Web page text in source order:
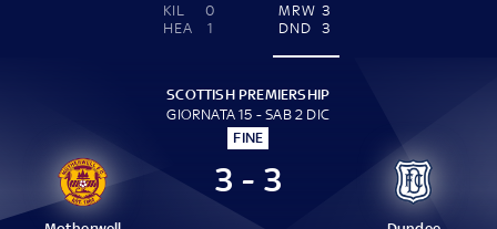
KIL
0
HEA
1
MRW 3
DND
3
SCOTTISH PREMIERSHIP
GIORNATA 15 - SAB 2 DIC
FINE
3 - 3